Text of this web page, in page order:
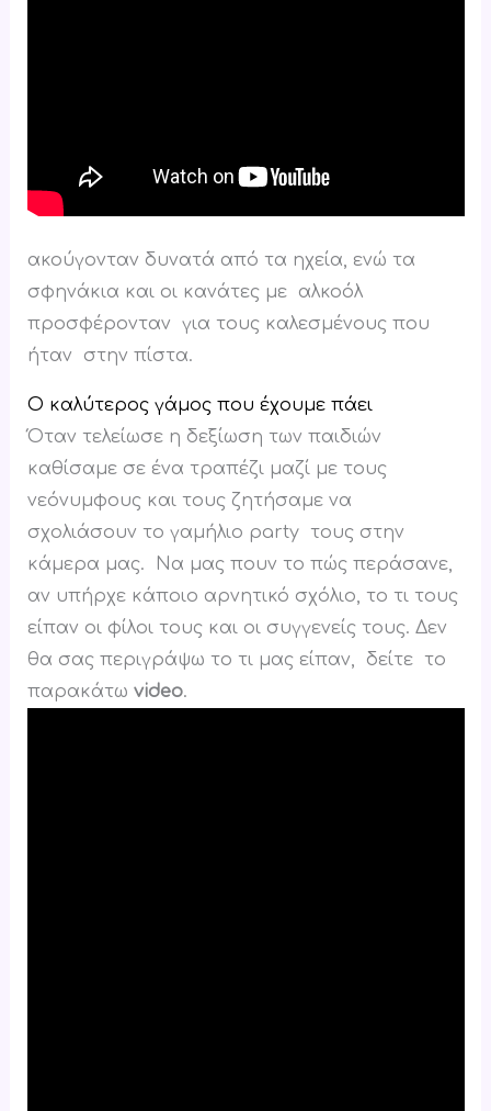
ακούγονταν δυνατά από τα ηχεία, ενώ τα
σφηνάκια και οι κανάτες με αλκοόλ
προσφέρονταν για τους καλεσμένους που
ήταν στην πίστα.
Ο καλύτερος γάμος που έχουμε πάει
Όταν τελείωσε η δεξίωση των παιδιών
καθίσαμε σε ένα τραπέζι μαζί με τους
νεόνυμφους και τους ζητήσαμε να
σχολιάσουν το γαμήλιο party τους στην
κάμερα μας. Nα μας πουν το πώς περάσανε,
αν υπήρχε κάποιο αρνητικό σχόλιο, το τι τους
είπαν οι φίλοι τους και οι συγγενείς τους. Δεν
θα σας περιγράψω το τι μας είπαν, δείτε το
παρακάτω video.